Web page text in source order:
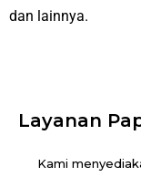
dan lainnya.
Layanan
Kami